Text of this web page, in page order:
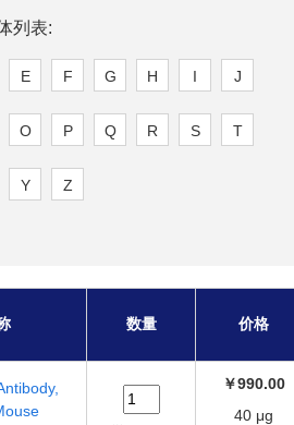
列表:
E F G H I J
O P Q R S T
Y Z
数量 价格
￥990.00
40 μg